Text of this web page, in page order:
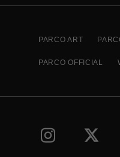
PARCO ART
PARCO OFFICIAL